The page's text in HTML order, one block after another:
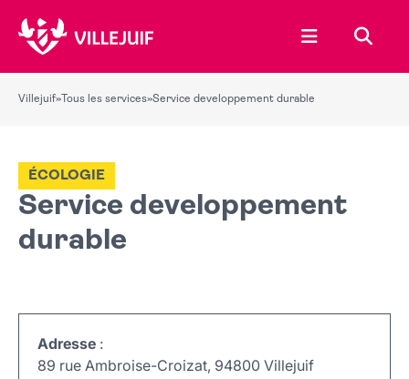
Ouvrir le
Villejuif» Tous les services»Service developpement durable
Service developpement
durable
ÉCOLOGIE
Adresse :
89 rue Ambroise-Croizat, 94800 Villejuif